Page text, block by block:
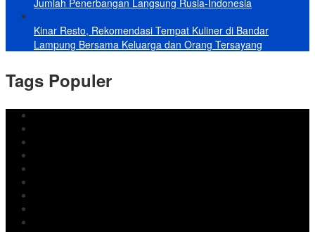
Jumlah Penerbangan Langsung Rusia-Indonesia
Kinar Resto, Rekomendasi Tempat Kuliner di Bandar
Lampung Bersama Keluarga dan Orang Tersayang
Tags Populer